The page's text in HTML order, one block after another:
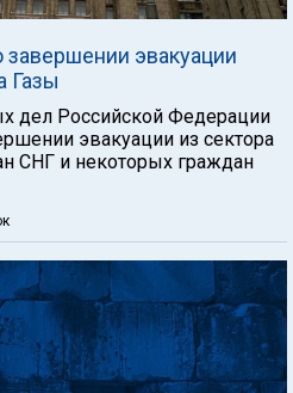
эвакуации
Газы
дел Российской Федерации
эвакуации из сектора
СНГ и некоторых граждан